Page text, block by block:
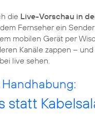
die Live-Vorschau in
Fernseher ein
mobilen Gerät per
Kanäle zappen –
live sehen.
statt